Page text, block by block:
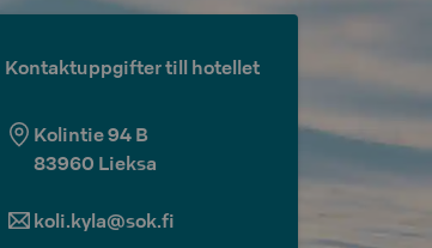
Kontaktuppgifter till hotellet
Kolintie 94 B
83960 Lieksa
koli.kyla@sok.fi